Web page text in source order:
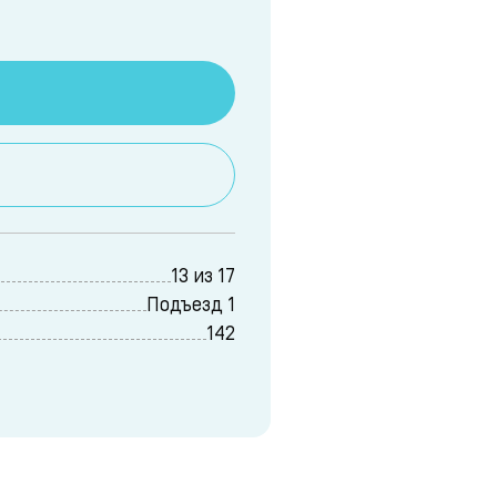
13 из 17
Подъезд 1
142